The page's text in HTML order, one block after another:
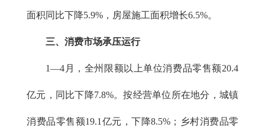
面积同比下降5.9%，房屋施工面积增长6.5%。
三、消费市场承压运行
1—4月，全州限额以上单位消费品零售额20.4
亿元，同比下降7.8%。按经营单位所在地分，城镇
消费品零售额19.1亿元，下降8.5%；乡村消费品零